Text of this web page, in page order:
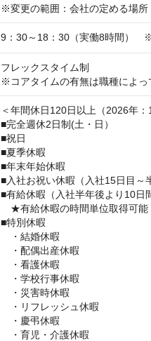
※変更の範囲：会社の定める場所
9：30～18：30（実働8時間）　
フレックスタイム制
※コアタイムの有無は職種によっ
＜年間休日120日以上（2026年：
■完全週休2日制(土・日）
■祝日
■夏季休暇
■年末年始休暇
■入社お祝い休暇（入社15日目～
■有給休暇（入社半年後より10日
★有給休暇の時間単位取得可能
■特別休暇
・結婚休暇
・配偶出産休暇
・看護休暇
・学校行事休暇
・災害時休暇
・リフレッシュ休暇
・慶弔休暇
・育児・介護休暇